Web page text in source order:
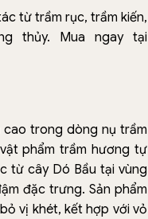
từ trầm rục, trầm kiến,
thủy. Mua ngay tại
trong dòng nụ trầm
phẩm trầm hương tự
từ cây Dó Bầu tại vùng
đặc trưng. Sản phẩm
vị khét, kết hợp với vỏ